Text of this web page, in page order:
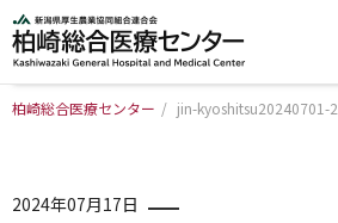
病院について
柏崎総合医療センター / jin-kyoshitsu20240701-2
2024年07月17日